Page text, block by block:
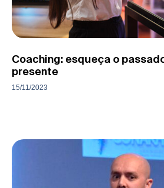
Coaching: esqueça o
presente
15/11/2023